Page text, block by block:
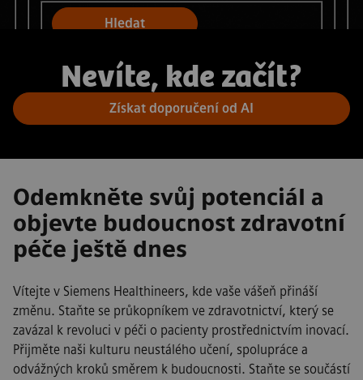
Hledat
Nevíte, kde začít?
Získat doporučení od AI
Odemkněte svůj potenciál a
objevte budoucnost zdravotní
péče ještě dnes
Vítejte v Siemens Healthineers, kde vaše vášeň přináší
změnu. Staňte se průkopníkem ve zdravotnictví, který se
zavázal k revoluci v péči o pacienty prostřednictvím inovací.
Přijměte naši kulturu neustálého učení, spolupráce a
odvážných kroků směrem k budoucnosti. Staňte se součástí